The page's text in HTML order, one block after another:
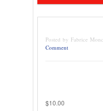
Posted by Fabrice
Comment
$10.00